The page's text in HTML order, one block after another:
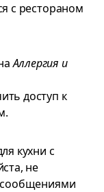
с рестораном
Аллергия и
доступ к
кухни с
не
сообщениями